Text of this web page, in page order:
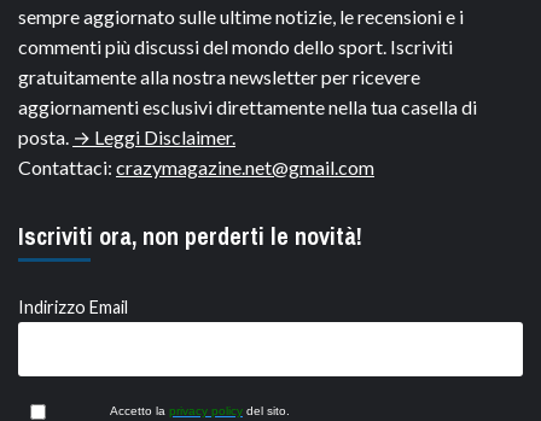
sempre aggiornato sulle ultime notizie, le recensioni e i
commenti più discussi del mondo dello sport. Iscriviti
gratuitamente alla nostra newsletter per ricevere
aggiornamenti esclusivi direttamente nella tua casella di
posta. → Leggi Disclaimer.
Contattaci: crazymagazine.net@gmail.com
Iscriviti ora, non perderti le novità!
Indirizzo Email
Accetto la privacy policy del sito.